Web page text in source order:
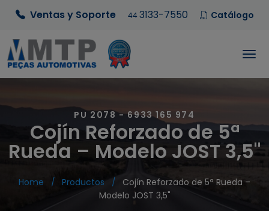
Ventas y Soporte 44 3133-7550 Catálogo
PU 2078 - 6933 165 974
Cojín Reforzado de 5ª
Rueda – Modelo JOST 3,5"
Home Productos
Cojín Reforzado de 5ª Rueda –
Modelo JOST 3,5"